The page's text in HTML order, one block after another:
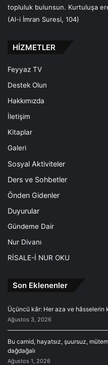
topluluk bulunsun. Kurtuluşa
(Al-i İmran Suresi, 104)
HİZMETLER
Feyyaz TV
Destek Olun
Hakkımızda
İletişim
Kitaplar
Galeri
Sosyal Aktiviteler
Ders ve Sohbetler
Önden Gidenler
Duyurular
Gündeme Dair
Nur Divanı
RİSALE-İ NUR OKU
Son Eklenenler
Üçüncü kâr: Her aza ve hâsselerin
Ağustos 3, 2026
Bu camid, hayatsız, şuursuz,
dağdağalı
Ağustos 1, 2026